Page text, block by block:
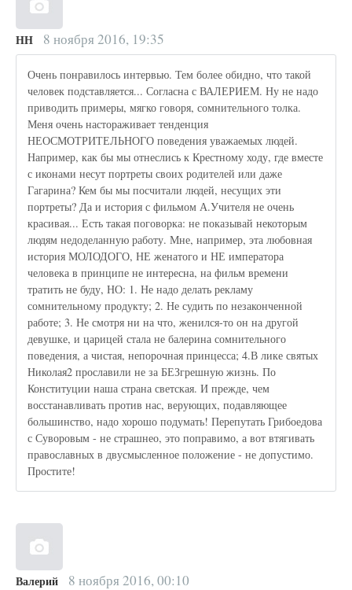
НН 8 ноября 2016, 19:35
Очень понравилось интервью. Тем более обидно, что такой
человек подставляется... Согласна с ВАЛЕРИЕМ. Ну не надо
приводить примеры, мягко говоря, сомнительного толка.
Меня очень настораживает тенденция
НЕОСМОТРИТЕЛЬНОГО поведения уважаемых людей.
Например, как бы мы отнеслись к Крестному ходу, где вместе
с иконами несут портреты своих родителей или даже
Гагарина? Кем бы мы посчитали людей, несущих эти
портреты? Да и история с фильмом А.Учителя не очень
красивая... Есть такая поговорка: не показывай некоторым
людям недоделанную работу. Мне, например, эта любовная
история МОЛОДОГО, НЕ женатого и НЕ императора
человека в принципе не интересна, на фильм времени
тратить не буду, НО: 1. Не надо делать рекламу
сомнительному продукту; 2. Не судить по незаконченной
работе; 3. Не смотря ни на что, женился-то он на другой
девушке, и царицей стала не балерина сомнительного
поведения, а чистая, непорочная принцесса; 4.В лике святых
Николая2 прославили не за БЕЗгрешную жизнь. По
Конституции наша страна светская. И прежде, чем
восстанавливать против нас, верующих, подавляющее
большинство, надо хорошо подумать! Перепутать Грибоедова
с Суворовым - не страшнео, это поправимо, а вот втягивать
православных в двусмысленное положение - не допустимо.
Простите!
Валерий 8 ноября 2016, 00:10